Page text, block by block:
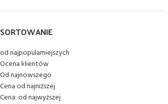
SORTOWANIE
od najpopularniejszych
Ocena klientów
Od najnowszego
Cena od najniższej
Cena: od najwyższej